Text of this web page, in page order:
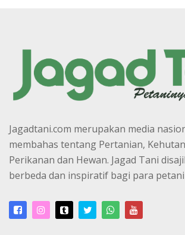
Jagadtani.com merupakan media
membahas tentang Pertanian,
Perikanan dan Hewan. Jagad Tani
berbeda dan inspiratif bagi para